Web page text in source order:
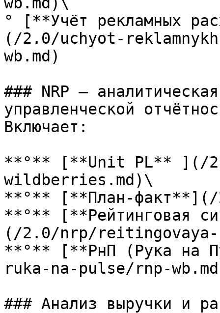
° [**Учёт рекламных
(/2.0/uchyot-
wb.md)
### NRP —
управленческой
Включает:
**°** [**Unit PL** ](/
wildberries.md)\
**°** [**План-
**°** [**Рейтинговая
(/2.0/nrp/reitingovaya-
**°** [**РнП (Рука на
ruka-na-pulse/rnp-
### Анализ выручки и